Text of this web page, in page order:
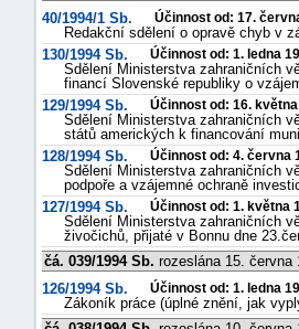
40/1994/1 Sb.
Účinnost od: 17.
Redakční sdělení o opravě chyb v
130/1994 Sb.
Účinnost od: 1. ledna
Sdělení Ministerstva zahraničních
financí Slovenské republiky o
129/1994 Sb.
Účinnost od: 16.
Sdělení Ministerstva zahraničních
států amerických k financování
128/1994 Sb.
Účinnost od: 4. června
Sdělení Ministerstva zahraničních
podpoře a vzájemné ochraně
127/1994 Sb.
Účinnost od: 1. května
Sdělení Ministerstva zahraničních
živočichů, přijaté v Bonnu dne
čá. 039/1994 Sb. rozeslána 15. června
126/1994 Sb.
Účinnost od: 1. ledna
Zákoník práce (úplné znění, jak